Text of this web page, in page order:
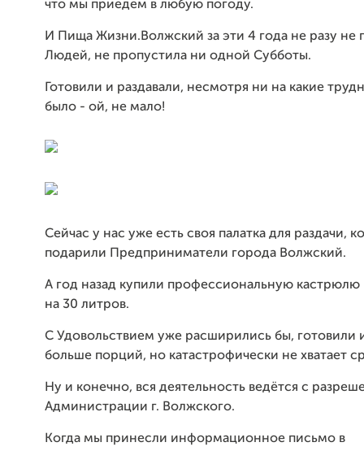
что мы приедем в любую погоду.
И Пища Жизни.Волжский за эти 4 года не разу не
Людей, не пропустила ни одной Субботы.
Готовили и раздавали, несмотря ни на какие
было - ой, не мало!
Сейчас у нас уже есть своя палатка для раздачи,
подарили Предприниматели города Волжский.
А год назад купили профессиональную кастрюлю
на 30 литров.
С Удовольствием уже расширились бы, готовили
больше порций, но катастрофически не хватает
Ну и конечно, вся деятельность ведётся с
Администрации г. Волжского.
Когда мы принесли информационное письмо в